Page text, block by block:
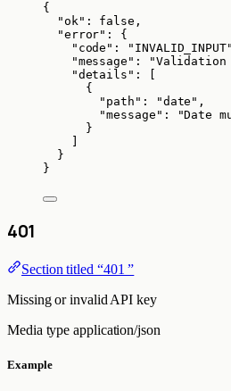
{
"ok" : false ,
"error" : {
"code" : " INVALID_INPUT"
"message" : "Validation
"details" : [
{
"path" : "date " ,
"message" : "Date
}
}
}
401
Section titled “401 ”
Missing or invalid API key
Media type application/json
Example